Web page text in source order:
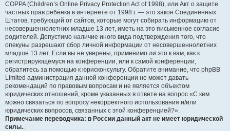
COPPA (Children’s Online Privacy Protection Act of 1998), или Акт о защите
частных прав ребёнка в интернете от 1998 г. — это закон Соединённых
Штатов, требующий от сайтов, которые могут собирать информацию от
несовершеннолетних младше 13 лет, иметь на это письменное согласие
родителей. Допустимо наличие иного вида подтверждения того, что
опекуны разрешают сбор личной информации от несовершеннолетних
младше 13 лет. Если вы не уверены, применимо ли это к вам, как к
регистрирующемуся на конференции, или к самой конференции,
обратитесь за помощью к юрисконсульту. Обратите внимание, что phpBB
Limited администрация данной конференции не может давать
рекомендаций по правовым вопросам и не является объектом
юридических отношений, кроме указанных в ответе на вопрос «С кем
можно связаться по вопросу некорректного использования и/или
юридических вопросов, связанных с этой конференцией?».
Примечание переводчика: в России данный акт не имеет юридической
силы..